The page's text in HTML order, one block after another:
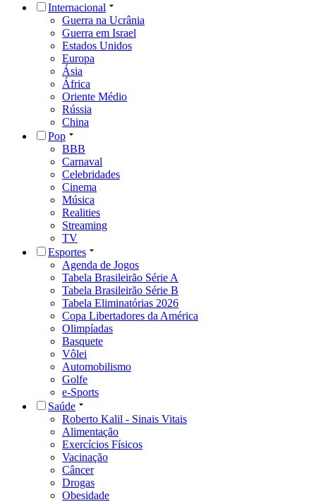
Internacional
Guerra na Ucrânia
Guerra em Israel
Estados Unidos
Europa
Ásia
África
Oriente Médio
Rússia
China
Pop
BBB
Carnaval
Celebridades
Cinema
Música
Realities
Streaming
TV
Esportes
Agenda de Jogos
Tabela Brasileirão Série A
Tabela Brasileirão Série B
Tabela Eliminatórias 2026
Copa Libertadores da América
Olimpíadas
Basquete
Vôlei
Automobilismo
Golfe
e-Sports
Saúde
Roberto Kalil - Sinais Vitais
Alimentação
Exercícios Físicos
Vacinação
Câncer
Drogas
Obesidade